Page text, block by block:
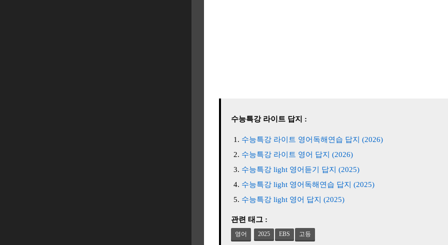
수능특강 라이트 답지 :
수능특강 라이트 영어독해연습 답지 (2026)
수능특강 라이트 영어 답지 (2026)
수능특강 light 영어듣기 답지 (2025)
수능특강 light 영어독해연습 답지 (2025)
수능특강 light 영어 답지 (2025)
관련 태그 :
영어 2025 EBS 고등